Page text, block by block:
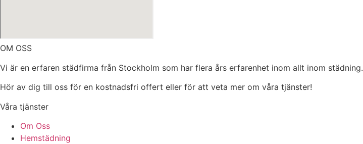
OM OSS
Vi är en erfaren städfirma från Stockholm som har flera års erfarenhet inom allt inom städning.
Hör av dig till oss för en kostnadsfri offert eller för att veta mer om våra tjänster!
Våra tjänster
Om Oss
Hemstädning